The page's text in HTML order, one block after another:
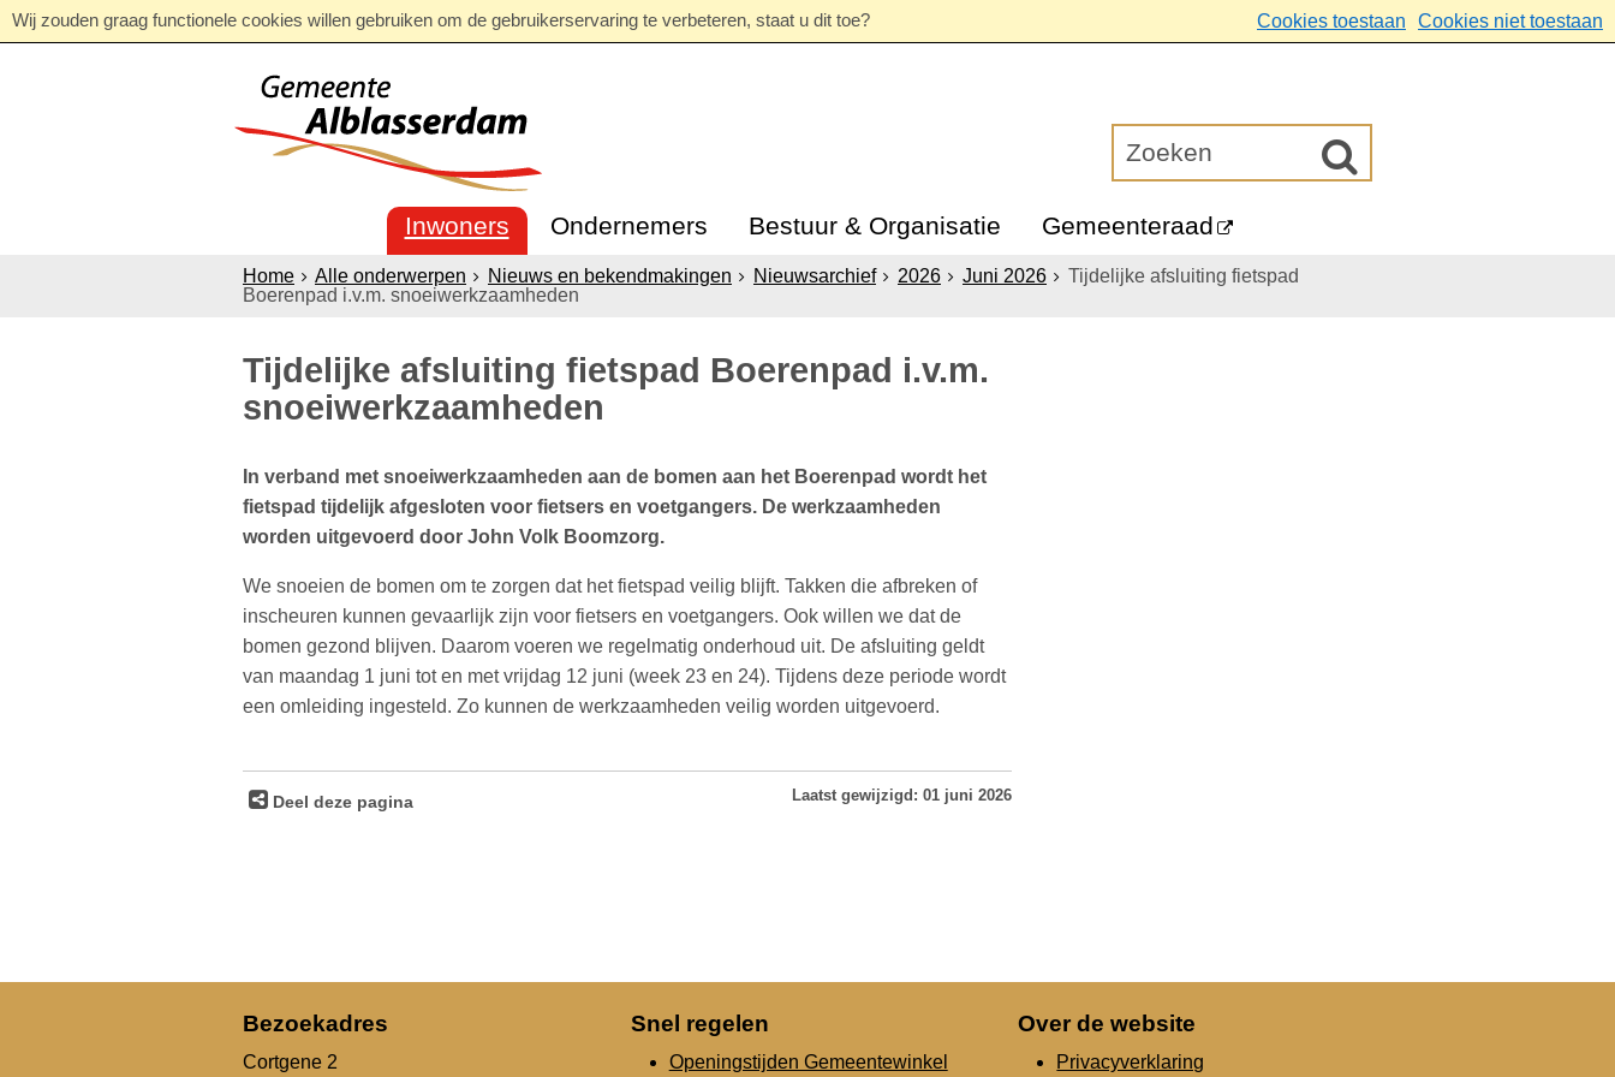
Wij zouden graag functionele cookies willen gebruiken om de gebruikerservaring te verbeteren, staat u dit toe? Cookies toestaan Cookies niet toestaan
Inwoners Ondernemers Bestuur & Organisatie Gemeenteraad
Home Alle onderwerpen Nieuws en bekendmakingen Nieuwsarchief 2026 Juni 2026
Tijdelijke afsluiting fietspad
Boerenpad i.v.m. snoeiwerkzaamheden
Tijdelijke afsluiting fietspad Boerenpad i.v.m.
snoeiwerkzaamheden
In verband met snoeiwerkzaamheden aan de bomen aan het Boerenpad wordt het
fietspad tijdelijk afgesloten voor fietsers en voetgangers. De werkzaamheden
worden uitgevoerd door John Volk Boomzorg.
We snoeien de bomen om te zorgen dat het fietspad veilig blijft. Takken die afbreken of
inscheuren kunnen gevaarlijk zijn voor fietsers en voetgangers. Ook willen we dat de
bomen gezond blijven. Daarom voeren we regelmatig onderhoud uit. De afsluiting geldt
van maandag 1 juni tot en met vrijdag 12 juni (week 23 en 24). Tijdens deze periode wordt
een omleiding ingesteld. Zo kunnen de werkzaamheden veilig worden uitgevoerd.
Deel deze pagina Laatst gewijzigd: 01 juni 2026
Bezoekadres
Cortgene 2
Snel regelen
Openingstijden Gemeentewinkel
Over de website
Privacyverklaring